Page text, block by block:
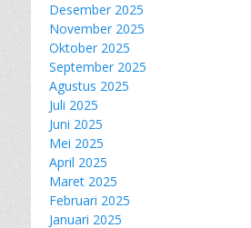
Desember 2025
November 2025
Oktober 2025
September 2025
Agustus 2025
Juli 2025
Juni 2025
Mei 2025
April 2025
Maret 2025
Februari 2025
Januari 2025